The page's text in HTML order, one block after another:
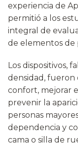
experiencia de
permitió a los
integral de
de elementos de
Los dispositivos,
densidad, fueron
confort, mejorar
prevenir la
personas
dependencia y
cama o silla de